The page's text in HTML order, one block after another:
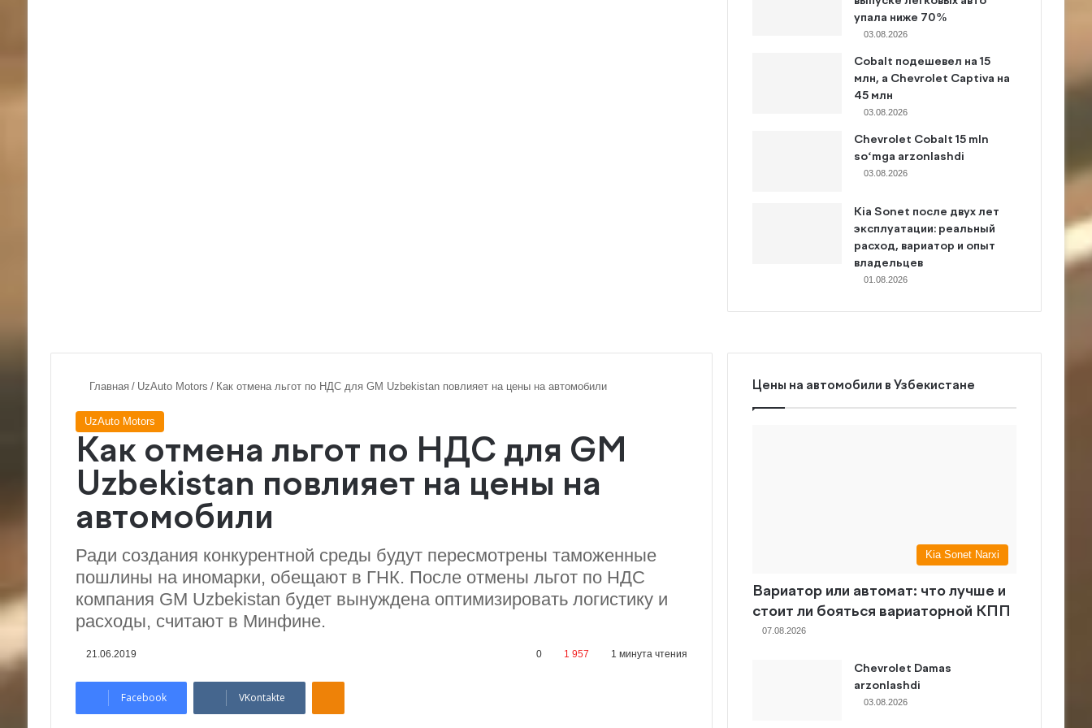
упала ниже 70%
03.08.2026
Cobalt подешевел на 15
млн, а Chevrolet Captiva на
45 млн
03.08.2026
Chevrolet Cobalt 15 mln
so‘mga arzonlashdi
03.08.2026
Kia Sonet после двух лет
эксплуатации: реальный
расход, вариатор и опыт
владельцев
01.08.2026